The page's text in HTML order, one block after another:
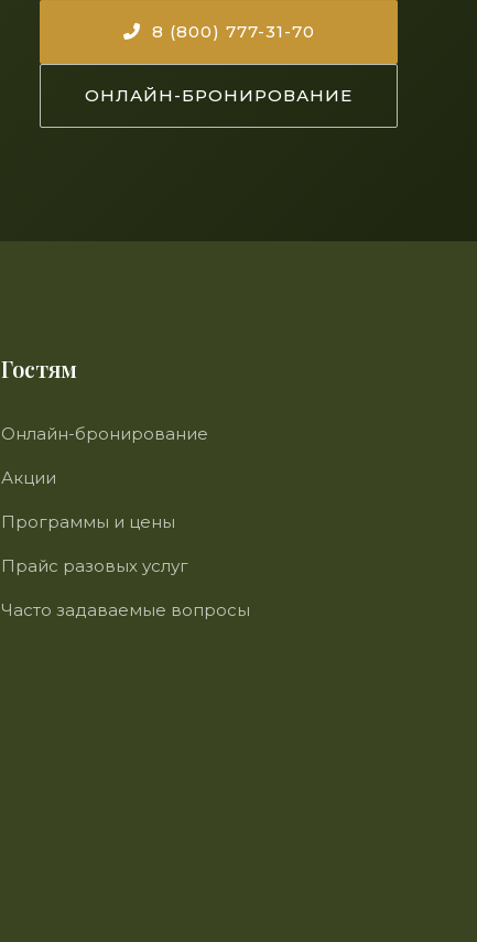
8 (800) 777-31-70
ОНЛАЙН-БРОНИРОВАНИЕ
Гостям
Онлайн-бронирование
Акции
Программы и цены
Прайс разовых услуг
Часто задаваемые вопросы